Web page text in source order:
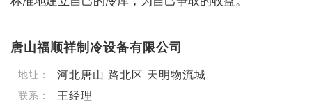
唐山福顺祥制冷设备有限公司
地址： 河北唐山 路北区 天明物流城
联系： 王经理